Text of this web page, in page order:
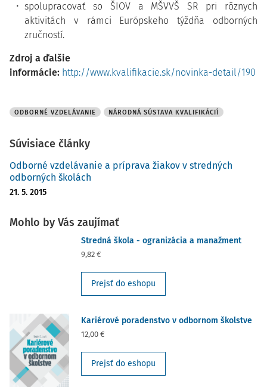
spolupracovať so ŠIOV a MŠVVŠ SR pri rôznych
aktivitách v rámci Európskeho týždňa odborných
zručností.
Zdroj a ďalšie
informácie: http://www.kvalifikacie.sk/novinka-detail/190
ODBORNÉ VZDELÁVANIE NÁRODNÁ SÚSTAVA KVALIFIKÁCIÍ
Súvisiace články
Odborné vzdelávanie a príprava žiakov v stredných
odborných školách
21. 5. 2015
Mohlo by Vás zaujímať
Stredná škola - ogranizácia a manažment
9,82 €
Prejsť do eshopu
Kariérové poradenstvo v odbornom školstve
12,00 €
Prejsť do eshopu